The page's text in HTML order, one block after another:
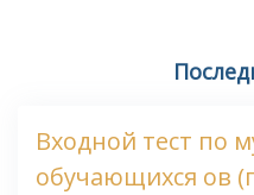
Входной тест по
обучающихся ов